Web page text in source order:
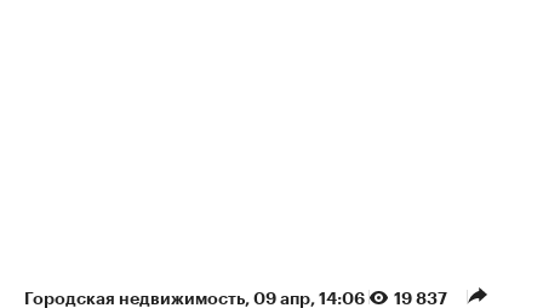
Городская недвижимость 09 апр, 14:06 19 837